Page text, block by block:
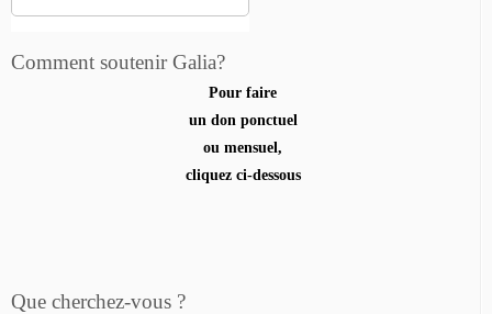
Comment soutenir Galia?
Pour faire
un don ponctuel
ou mensuel,
cliquez ci-dessous
Que cherchez-vous ?